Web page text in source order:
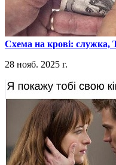
​Схема на крові:
28 нояб. 2025 г.